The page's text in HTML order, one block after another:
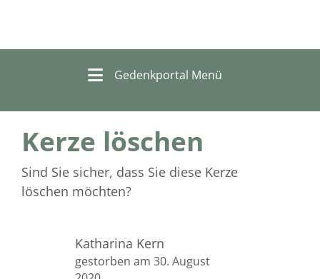
Gedenkportal Menü
Kerze löschen
Sind Sie sicher, dass Sie diese Kerze
löschen möchten?
Katharina Kern
gestorben am 30. August